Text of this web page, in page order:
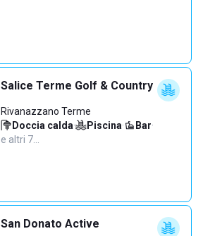
Salice Terme Golf & Country
Rivanazzano Terme
Doccia calda· Piscina· Bar·
e altri 7…
San Donato Active